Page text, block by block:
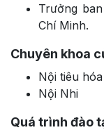
Trưởng
Chí Minh.
Chuyên khoa
Nội tiêu
Nội Nhi
Quá trình đào